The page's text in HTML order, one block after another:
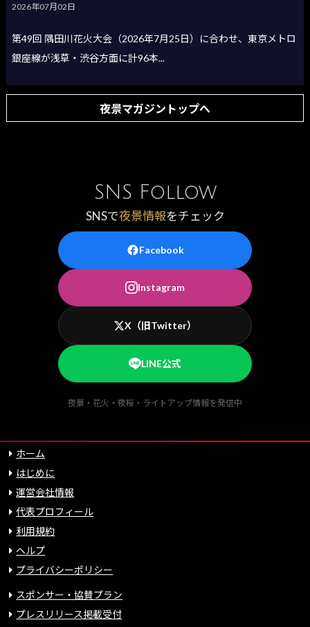
2026年07月02日
第49回 隅田川花火大会（2026年7月25日）に合わせ、東京メトロ
銀座線が浅草・渋谷方面に計96本...
夜景マガジントップへ
SNS Follow
SNSで夜景情報をチェック
Facebook
Instagram
X（旧Twitter）
LINE公式
夜景・花火・夜桜・ライトアップ情報を発信中
ホーム
はじめに
運営会社情報
代表プロフィール
利用規約
ヘルプ
プライバシーポリシー
スポンサー・協賛プラン
プレスリリース掲載受付